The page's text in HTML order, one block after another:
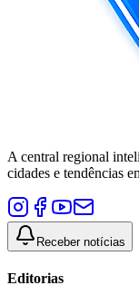
A central regional
cidades e tendências
Receber notícias
Editorias